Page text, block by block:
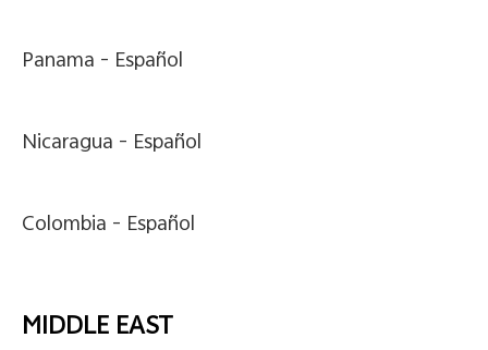
Panama - Español
Nicaragua - Español
Colombia - Español
MIDDLE EAST